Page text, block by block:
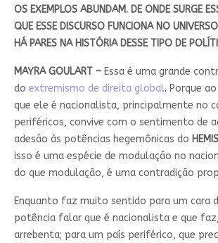
OS EXEMPLOS ABUNDAM. DE ONDE SURGE
QUE ESSE DISCURSO FUNCIONA NO
HÁ PARES NA HISTÓRIA DESSE TIPO DE
MAYRA GOULART –Essa é uma grande
do extremismo de direita global. Porque
que ele é nacionalista, principalmente no
periféricos, convive com o sentimento de
adesão às potências hegemônicas do
isso é uma espécie de modulação no
do que modulação, é uma contradição
Enquanto faz muito sentido para um cara
potência falar que é nacionalista e que
arrebenta; para um país periférico, que